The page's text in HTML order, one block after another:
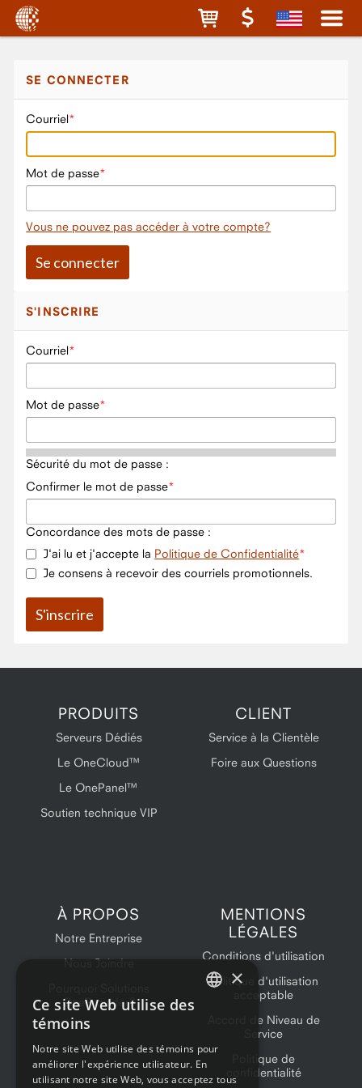
SE CONNECTER
Courriel
Mot de passe
Vous ne pouvez pas accéder à votre compte?
S'INSCRIRE
Courriel
Mot de passe
Sécurité du mot de passe :
Confirmer le mot de passe
Concordance des mots de passe :
J'ai lu et j'accepte la Politique de Confidentialité
Je consens à recevoir des courriels promotionnels.
PRODUITS
Serveurs Dédiés
Le OneCloud™
Le OnePanel™
Soutien technique VIP
CLIENT
Service à la Clientèle
Foire aux Questions
À PROPOS
Notre Entreprise
Nous Joindre
OneProvider?
MENTIONS
LÉGALES
Conditions d'utilisation
Politique d'utilisation
acceptable
Accord de Niveau de
Service
Politique de
confidentialité
×
Ce site Web utilise des
témoins
Notre site Web utilise des témoins pour
améliorer l'expérience utilisateur. En
utilisant notre site Web, vous acceptez tous